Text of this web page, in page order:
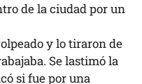
de la ciudad por un
y lo tiraron de
Se lastimó la
si fue por una